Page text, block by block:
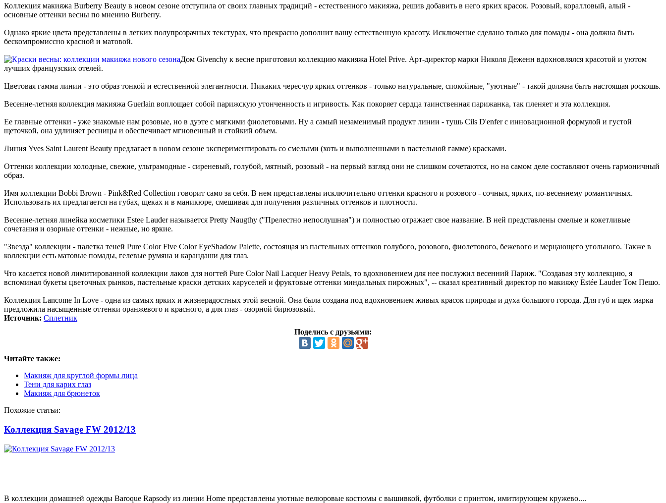
Коллекция макияжа Burberry Beauty в новом сезоне отступила от своих главных традиций - естественного макияжа, решив добавить в него ярких красок. Розовый, коралловый, алый -
основные оттенки весны по мнению Burberry.
Однако яркие цвета представлены в легких полупрозрачных текстурах, что прекрасно дополнит вашу естественную красоту. Исключение сделано только для помады - она должна быть
бескомпромиссно красной и матовой.
Дом Givenchy к весне приготовил коллекцию макияжа Hotel Prive. Арт-директор марки Николя Деженн вдохновлялся красотой и уютом
лучших французских отелей.
Цветовая гамма линии - это образ тонкой и естественной элегантности. Никаких чересчур ярких оттенков - только натуральные, спокойные, "уютные" - такой должна быть настоящая роскошь.
Весенне-летняя коллекция макияжа Guerlain воплощает собой парижскую утонченность и игривость. Как покоряет сердца таинственная парижанка, так пленяет и эта коллекция.
Ее главные оттенки - уже знакомые нам розовые, но в дуэте с мягкими фиолетовыми. Ну а самый незаменимый продукт линии - тушь Cils D'enfer с инновационной формулой и густой
щеточкой, она удлиняет ресницы и обеспечивает мгновенный и стойкий объем.
Линия Yves Saint Laurent Beauty предлагает в новом сезоне экспериментировать со смелыми (хоть и выполненными в пастельной гамме) красками.
Оттенки коллекции холодные, свежие, ультрамодные - сиреневый, голубой, мятный, розовый - на первый взгляд они не слишком сочетаются, но на самом деле составляют очень гармоничный
образ.
Имя коллекции Bobbi Brown - Pink&Red Collection говорит само за себя. В нем представлены исключительно оттенки красного и розового - сочных, ярких, по-весеннему романтичных.
Использовать их предлагается на губах, щеках и в маникюре, смешивая для получения различных оттенков и плотности.
Весенне-летняя линейка косметики Estee Lauder называется Pretty Naugthy ("Прелестно непослушная") и полностью отражает свое название. В ней представлены смелые и кокетливые
сочетания и озорные оттенки - нежные, но яркие.
"Звезда" коллекции - палетка теней Pure Color Five Color EyeShadow Palette, состоящая из пастельных оттенков голубого, розового, фиолетового, бежевого и мерцающего угольного. Также в
коллекции есть матовые помады, гелевые румяна и карандаши для глаз.
Что касается новой лимитированной коллекции лаков для ногтей Pure Color Nail Lacquer Heavy Petals, то вдохновением для нее послужил весенний Париж. "Создавая эту коллекцию, я
вспоминал букеты цветочных рынков, пастельные краски детских каруселей и фруктовые оттенки миндальных пирожных", -- сказал креативный директор по макияжу Estée Lauder Том Пешо.
Коллекция Lancome In Love - одна из самых ярких и жизнерадостных этой весной. Она была создана под вдохновением живых красок природы и духа большого города. Для губ и щек марка
предложила насыщенные оттенки оранжевого и красного, а для глаз - озорной бирюзовый.
Источник: Сплетник
Поделись с друзьями:
Читайте также:
Макияж для круглой формы лица
Тени для карих глаз
Макияж для брюнеток
Похожие статьи:
Коллекция Savage FW 2012/13
В коллекции домашней одежды Baroque Rapsody из линии Home представлены уютные велюровые костюмы с вышивкой, футболки с принтом, имитирующем кружево....